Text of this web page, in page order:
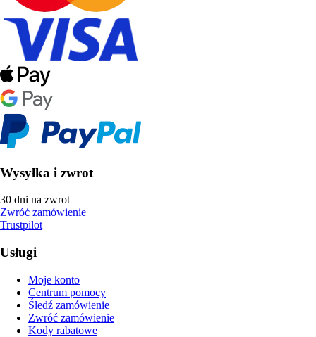
Wysyłka i zwrot
30 dni na zwrot
Zwróć zamówienie
Trustpilot
Usługi
Moje konto
Centrum pomocy
Śledź zamówienie
Zwróć zamówienie
Kody rabatowe